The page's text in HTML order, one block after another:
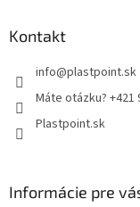
Kontakt
info@plastpoint.sk
Máte otázku? +421
Plastpoint.sk
Informácie pre